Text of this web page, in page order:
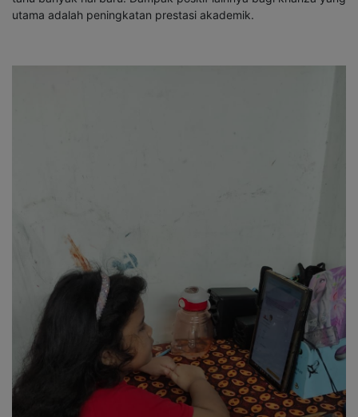
utama adalah peningkatan prestasi akademik.